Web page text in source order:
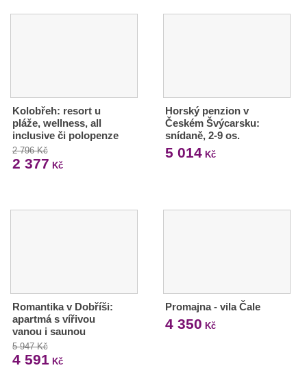
Kolobřeh: resort u
pláže, wellness, all
inclusive či polopenze
2 796 Kč
2 377 Kč
Horský penzion v
Českém Švýcarsku:
snídaně, 2-9 os.
5 014Kč
Romantika v Dobříši:
apartmá s vířivou
vanou i saunou
5 947 Kč
4 591 Kč
Promajna - vila Čale
4 350 Kč